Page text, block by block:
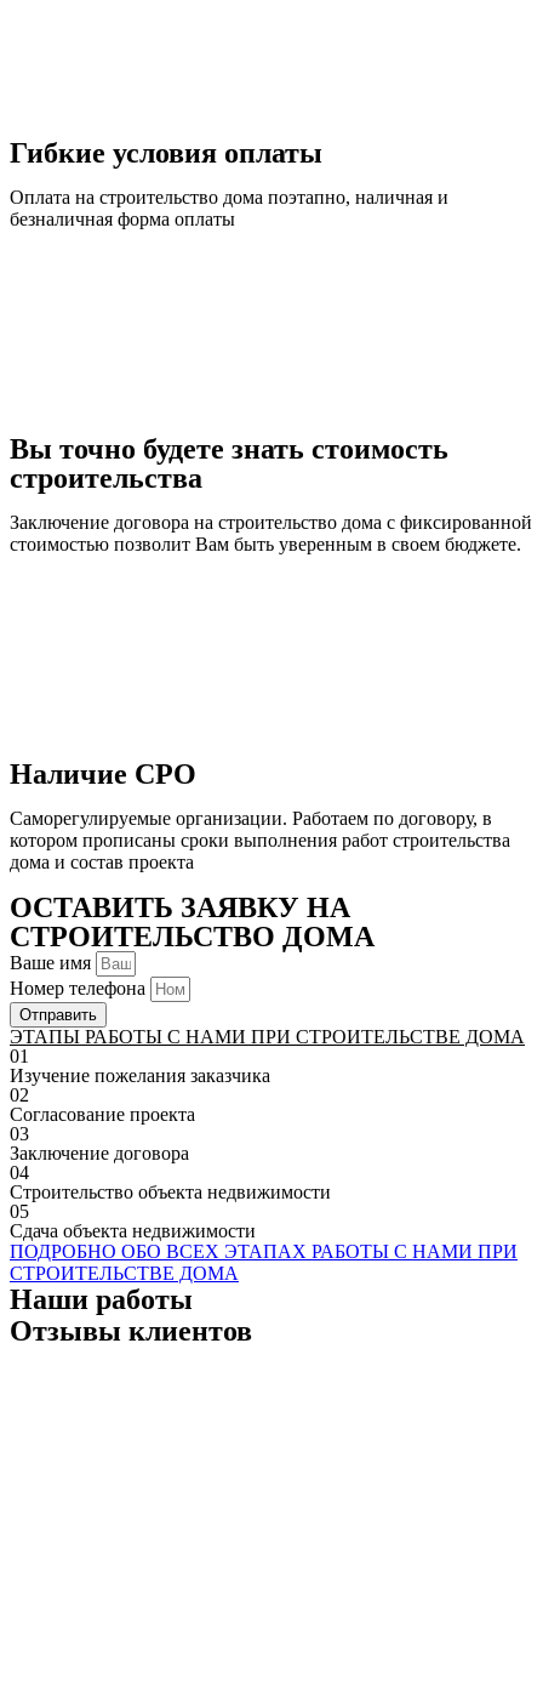
Гибкие условия оплаты
Оплата на строительство дома поэтапно, наличная и
безналичная форма оплаты
Вы точно будете знать стоимость
строительства
Заключение договора на строительство дома с фиксированной
стоимостью позволит Вам быть уверенным в своем бюджете.
Наличие СРО
Саморегулируемые организации. Работаем по договору, в
котором прописаны сроки выполнения работ строительства
дома и состав проекта
ОСТАВИТЬ ЗАЯВКУ НА
СТРОИТЕЛЬСТВО ДОМА
Ваше имя
Номер телефона
Отправить
ЭТАПЫ РАБОТЫ С НАМИ ПРИ СТРОИТЕЛЬСТВЕ ДОМА
01
Изучение пожелания заказчика
02
Согласование проекта
03
Заключение договора
04
Строительство объекта недвижимости
05
Сдача объекта недвижимости
ПОДРОБНО ОБО ВСЕХ ЭТАПАХ РАБОТЫ С НАМИ ПРИ
СТРОИТЕЛЬСТВЕ ДОМА
Наши работы
Отзывы клиентов